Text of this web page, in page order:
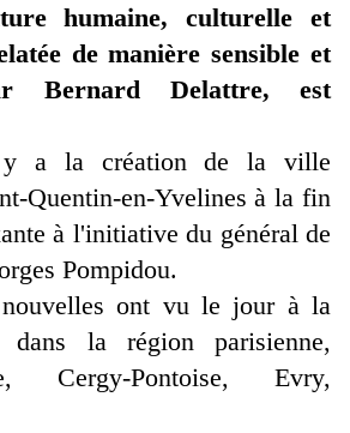
humaine, culturelle et
de manière sensible et
Bernard Delattre, est
a la création de la ville
Quentin-en-Yvelines à la fin
à l'initiative du général de
Pompidou.
ont vu le jour à la
dans la région parisienne,
Cergy-Pontoise, Evry,